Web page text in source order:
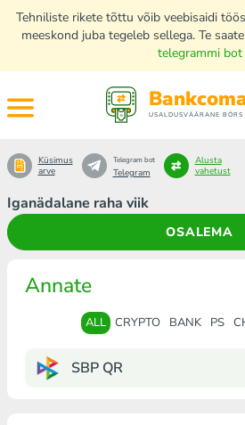
Tehniliste rikete tõttu võib veebisaidi
meeskond juba tegeleb sellega. Te
telegrammi bot
USALDUSVÄÄRANE BÖRS
Iganädalane raha viik
OSALEMA
Küsimus
arve
Telegram bot
Telegram
Alusta
vahetust
Annate
ALL CRYPTO BANK PS
SBP QR